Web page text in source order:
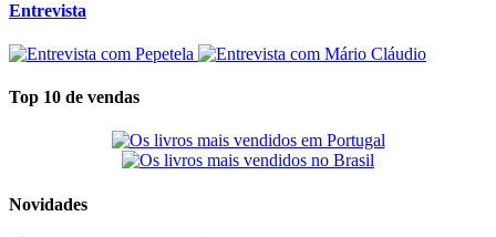
Entrevista
Top 10 de vendas
Novidades